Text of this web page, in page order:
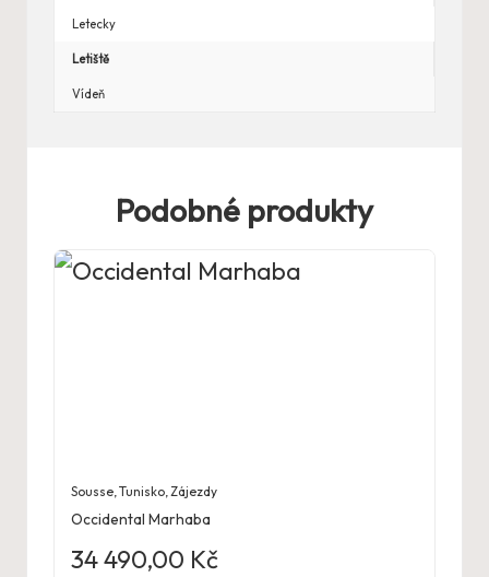
Letecky
Letiště
Vídeň
Podobné produkty
Sousse ,Tunisko Zájezdy
Occidental Marhaba
34 490,00 Kč